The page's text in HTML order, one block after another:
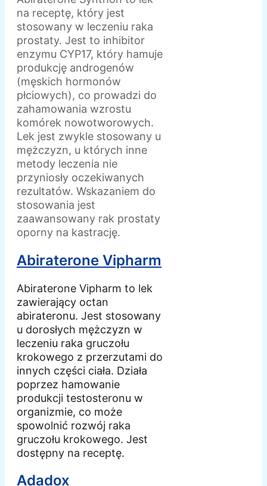
na receptę, który jest
stosowany w leczeniu raka
prostaty. Jest to inhibitor
enzymu CYP17, który hamuje
produkcję androgenów
(męskich hormonów
płciowych), co prowadzi do
zahamowania wzrostu
komórek nowotworowych.
Lek jest zwykle stosowany u
mężczyzn, u których inne
metody leczenia nie
przyniosły oczekiwanych
rezultatów. Wskazaniem do
stosowania jest
zaawansowany rak prostaty
oporny na kastrację.
Abiraterone Vipharm
Abiraterone Vipharm to lek
zawierający octan
abirateronu. Jest stosowany
u dorosłych mężczyzn w
leczeniu raka gruczołu
krokowego z przerzutami do
innych części ciała. Działa
poprzez hamowanie
produkcji testosteronu w
organizmie, co może
spowolnić rozwój raka
gruczołu krokowego. Jest
dostępny na receptę.
Adadox